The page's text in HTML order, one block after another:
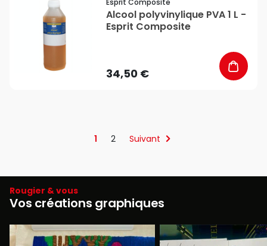
Alcool polyvinylique PVA 1 L -
Esprit Composite
34,50 €
1 2 Suivant
Rougier & vous
Vos créations graphiques